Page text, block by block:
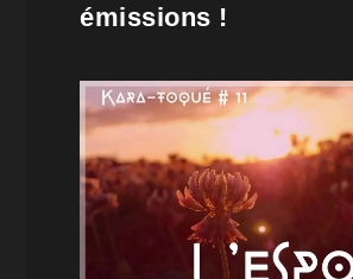
émissions !